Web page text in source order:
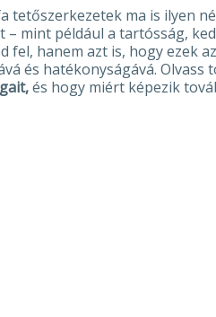
tetőszerkezetek ma is ilyen
mint például a tartósság,
fel, hanem azt is, hogy ezek
és hatékonyságává. Olvass
és hogy miért képezik